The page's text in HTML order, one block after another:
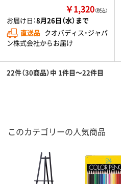
￥1,320（税込）
お届け日：8月26日（水）まで
直送品 クオバディス・ジャパ
ン株式会社からお届け
22件（30商品）中 1件目～22件目
このカテゴリーの人気商品